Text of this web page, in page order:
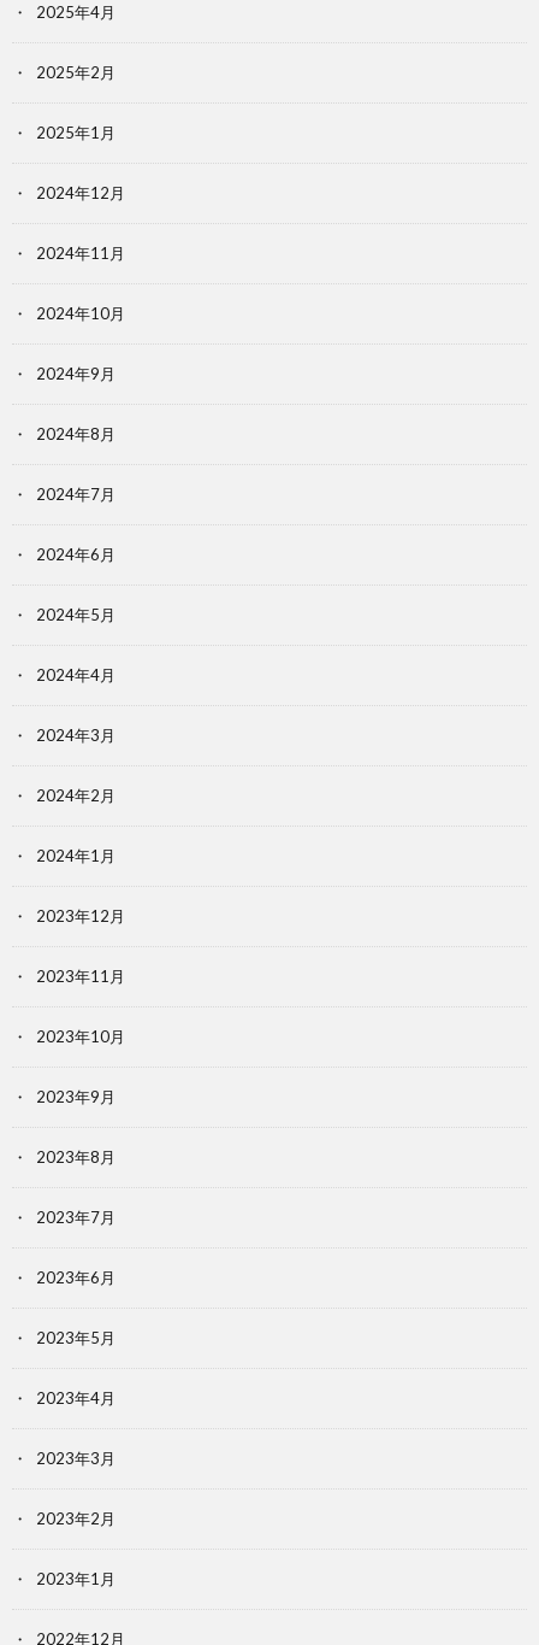
2025年4月
2025年2月
2025年1月
2024年12月
2024年11月
2024年10月
2024年9月
2024年8月
2024年7月
2024年6月
2024年5月
2024年4月
2024年3月
2024年2月
2024年1月
2023年12月
2023年11月
2023年10月
2023年9月
2023年8月
2023年7月
2023年6月
2023年5月
2023年4月
2023年3月
2023年2月
2023年1月
2022年12月